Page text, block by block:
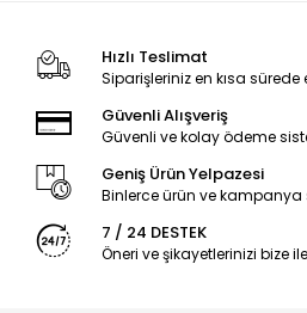
Hızlı Teslimat
Siparişleriniz en kısa sürede
Güvenli Alışveriş
Güvenli ve kolay ödeme
Geniş Ürün Yelpazesi
Binlerce ürün ve kampanya
7 / 24 DESTEK
Öneri ve şikayetlerinizi bize